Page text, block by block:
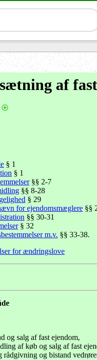
af
§ 1
§ 1
§§ 2-7
§§ 8-28
§ 29
for ejendomsmæglere §§
§§ 30-31
§ 32
m.v. §§ 33-38.
for ændringslove
og salg af fast ejendom,
af køb og salg af fast
rådgivning og bistand